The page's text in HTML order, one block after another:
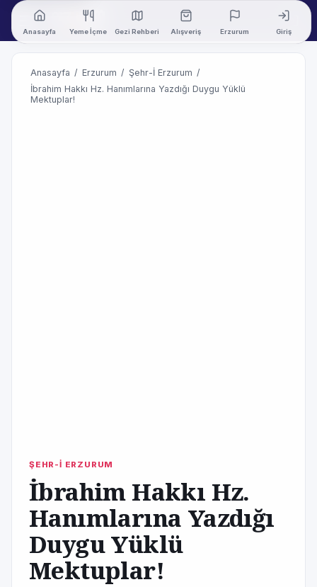
Anasayfa Yeme İçme Gezi Rehberi Alışveriş Erzurum Giriş
Anasayfa / Erzurum / Şehr-İ Erzurum /
İbrahim Hakkı Hz. Hanımlarına Yazdığı Duygu Yüklü
Mektuplar!
ŞEHR-İ ERZURUM
İbrahim Hakkı Hz.
Hanımlarına Yazdığı
Duygu Yüklü
Mektuplar!